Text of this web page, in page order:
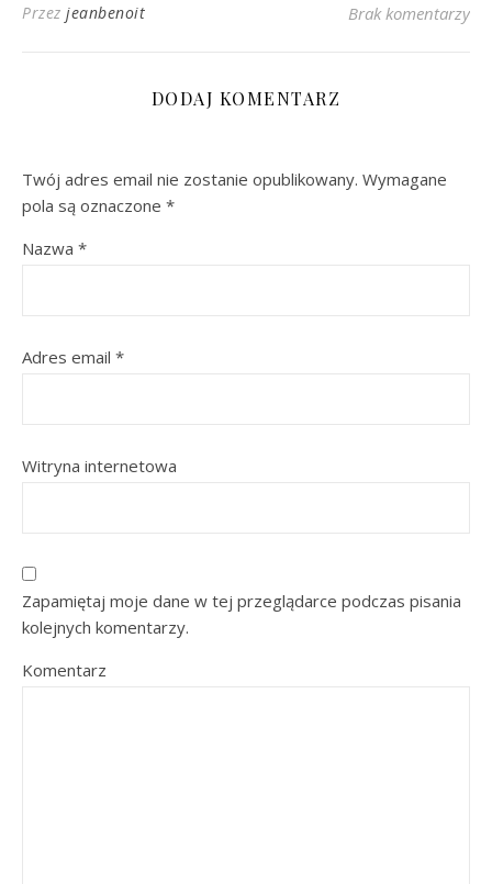
Przez jeanbenoit Brak komentarzy
DODAJ KOMENTARZ
Twój adres email nie zostanie opublikowany. Wymagane
pola są oznaczone *
Nazwa *
Adres email *
Witryna internetowa
Zapamiętaj moje dane w tej przeglądarce podczas pisania
kolejnych komentarzy.
Komentarz